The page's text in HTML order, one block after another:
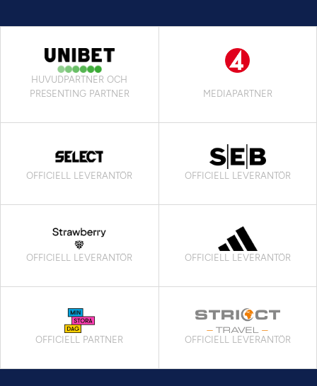
HUVUDPARTNER OCH
PRESENTING PARTNER
MEDIAPARTNER
OFFICIELL LEVERANTÖR OFFICIELL LEVERANTÖR
OFFICIELL LEVERANTÖR OFFICIELL LEVERANTÖR
OFFICIELL PARTNER OFFICIELL LEVERANTÖR